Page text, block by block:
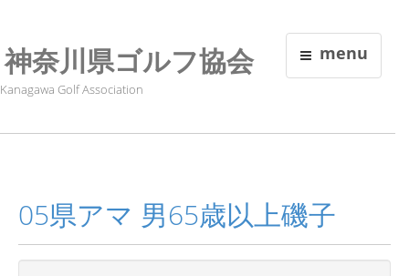
menu
神奈川県ゴルフ協会
Kanagawa Golf Association
05県アマ 男65歳以上磯子